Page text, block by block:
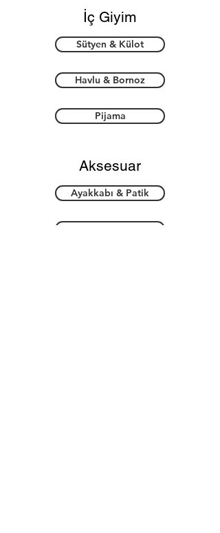
İç Giyim
Sütyen & Külot
Havlu & Bornoz
Pijama
Aksesuar
Ayakkabı & Patik